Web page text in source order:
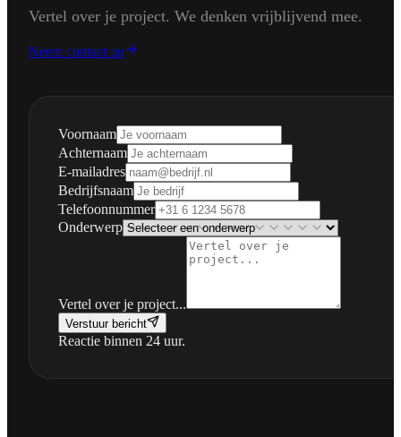
Vertel over je project. We denken vrijblijvend mee.
Neem contact op
Voornaam
Achternaam
E-mailadres
Bedrijfsnaam
Telefoonnummer
Onderwerp
Vertel over je project...
Verstuur bericht
Reactie binnen 24 uur.